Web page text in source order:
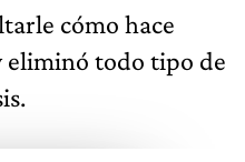
cómo hace
eliminó todo tipo de